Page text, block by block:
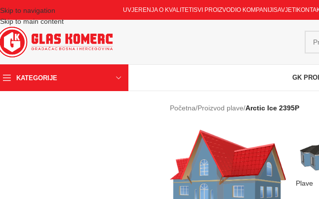
Skip to navigation
Skip to main content
UVJERENJA O KVALITETI SVI PROIZVODI O KOMPANIJI SAVJETI
KATEGORIJE GK
Početna/Proizvod plave/Arctic Ice 2395P
Plave